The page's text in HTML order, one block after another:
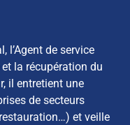
l’Agent de service
la récupération du
il entretient une
de secteurs
et veille